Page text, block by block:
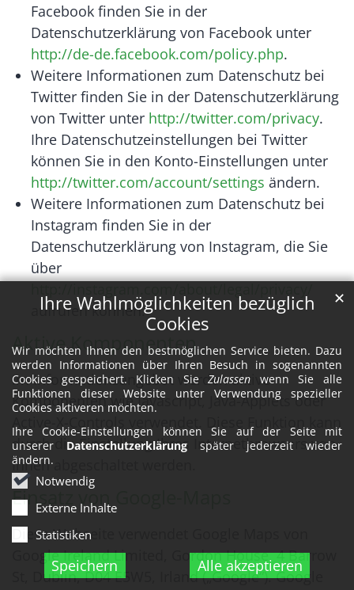
Ihre Wahlmöglichkeiten bezüglich
Cookies
Wir möchten Ihnen den bestmöglichen Service bieten. Dazu
werden Informationen über Ihren Besuch in sogenannten
Cookies gespeichert. Klicken SieZulassen wenn Sie alle
Funktionen dieser Website unter Verwendung spezieller
Cookies aktiveren möchten.
Ihre Cookie-Einstellungen können Sie auf der Seite mit
unserer Datenschutzerklärung später jederzeit wieder
ändern.
Notwendig
Externe Inhalte
Statistiken
Speichern Alle akzeptieren
✕
Facebook finden Sie in der
Datenschutzerklärung von Facebook unter
http://de-de.facebook.com/policy.php.
Weitere Informationen zum Datenschutz bei
Twitter finden Sie in der Datenschutzerklärung
von Twitter unter http://twitter.com/privacy.
Ihre Datenschutzeinstellungen bei Twitter
können Sie in den Konto-Einstellungen unter
http://twitter.com/account/settings ändern.
Weitere Informationen zum Datenschutz bei
Instagram finden Sie in der
Datenschutzerklärung von Instagram, die Sie
über
aufrufen können.
Aktive Komponenten
Im Informationsangebot werden aktive
Komponenten wie Javascript, Java-Applets oder
durch die Einstellung Ihres Internetbrowsers von
Ihnen abgeschaltet werden.
Einsatz von Google-Maps
Diese Webseite verwendet Google Maps von
Google Ireland Limited, Gordon House, 4 Barrow
St, Dublin, D04 E5W5, Irland („Google“). Google